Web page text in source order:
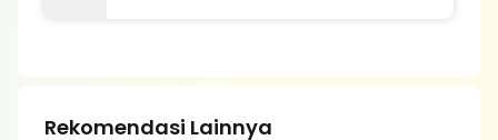
Rekomendasi Lainnya